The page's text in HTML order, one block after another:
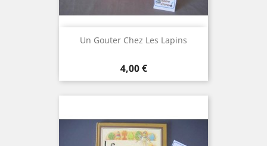
Un Gouter Chez Les Lapins
Prix
4,00 €